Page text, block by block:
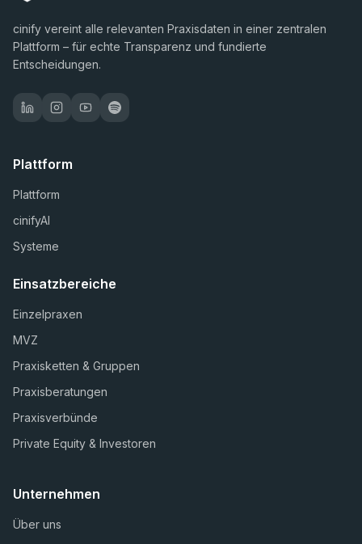
cinify vereint alle relevanten Praxisdaten in einer zentralen
Plattform – für echte Transparenz und fundierte
Entscheidungen.
Plattform
Plattform
cinifyAI
Systeme
Einsatzbereiche
Einzelpraxen
MVZ
Praxisketten & Gruppen
Praxisberatungen
Praxisverbünde
Private Equity & Investoren
Unternehmen
Über uns